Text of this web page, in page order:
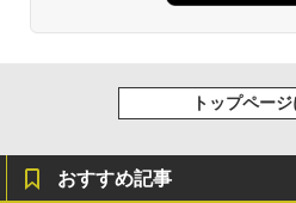
トップペー
おすすめ記事